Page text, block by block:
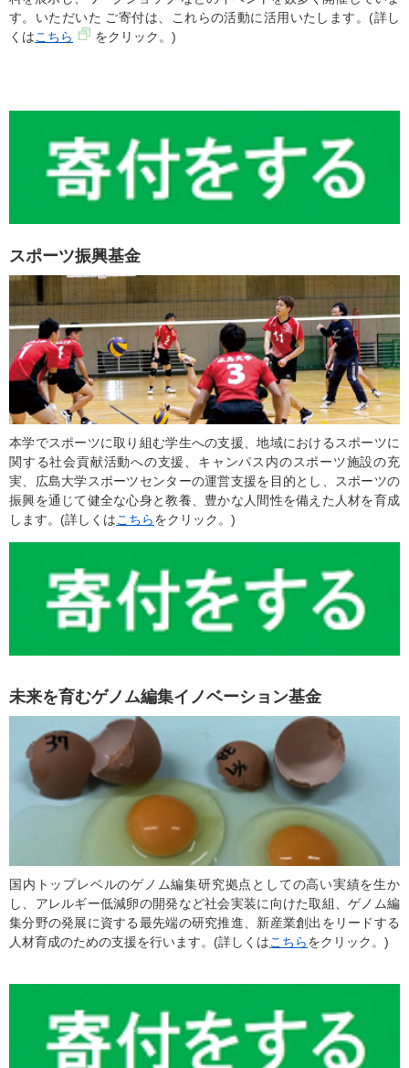
す。いただいた ご寄付は、これらの活動に活用いたします。(詳し
くはこちら をクリック。)
スポーツ振興基金
本学でスポーツに取り組む学生への支援、地域におけるスポーツに
関する社会貢献活動への支援、キャンパス内のスポーツ施設の充
実、広島大学スポーツセンターの運営支援を目的とし、スポーツの
振興を通じて健全な心身と教養、豊かな人間性を備えた人材を育成
します。(詳しくはこちらをクリック。)
未来を育むゲノム編集イノベーション基金
国内トップレベルのゲノム編集研究拠点としての高い実績を生か
し、アレルギー低減卵の開発など社会実装に向けた取組、ゲノム編
集分野の発展に資する最先端の研究推進、新産業創出をリードする
人材育成のための支援を行います。(詳しくはこちらをクリック。)